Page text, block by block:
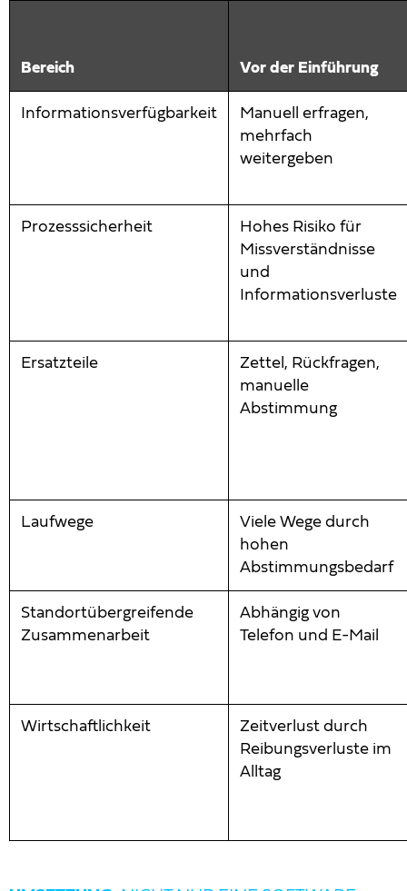
Bereich Vor der Einführung
Informationsverfügbarkeit
Manuell erfragen,
mehrfach
weitergeben
Prozesssicherheit
Hohes Risiko für
Missverständnisse
und
Informationsverluste
Ersatzteile
Zettel, Rückfragen,
manuelle
Abstimmung
Laufwege
Viele Wege durch
hohen
Abstimmungsbedarf
Standortübergreifende
Zusammenarbeit
Abhängig von
Telefon und E-Mail
Wirtschaftlichkeit
Zeitverlust durch
Reibungsverluste im
Alltag